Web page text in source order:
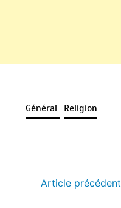
Général Religion
Article précédent